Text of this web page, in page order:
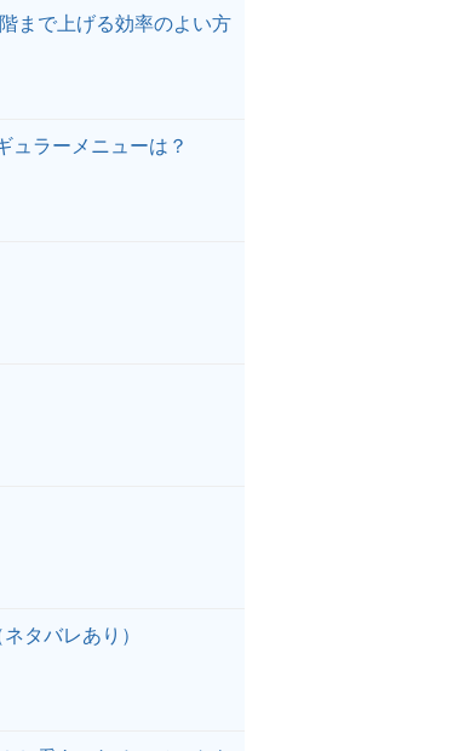
まで上げる効率のよい方
ュラーメニューは？
タバレあり）